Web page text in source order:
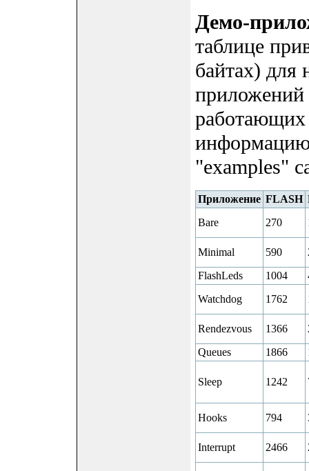
Демо-
таблице
байтах) для
приложений
"examples"
Приложение FLASH
Bare
270
Minimal 590
FlashLeds
1004
Watchdog
1762
Rendezvous 1366
Queues
1866
Sleep 1242
Hooks 794
Interrupt 2466